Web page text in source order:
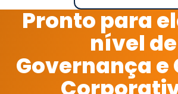
Pronto para
nível de
Governança e